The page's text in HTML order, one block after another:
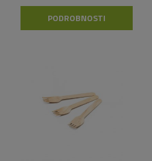
PODROBNOSTI